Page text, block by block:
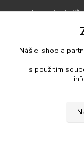
Jmenný rejstřík
Moderní
Kresby a
Malby
Původní
Bohemikální
Historické
Náš e-shop a
s použitím